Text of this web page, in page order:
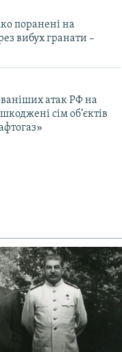
поранені на
вибух гранати –
атак РФ на
сім об’єктів